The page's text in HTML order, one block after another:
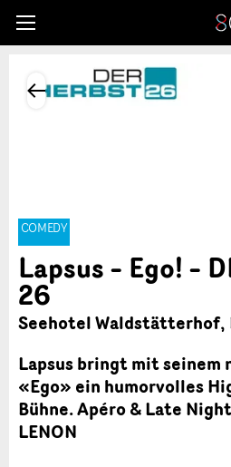
COMEDY
Lapsus – Ego! –
26
Seehotel Waldstätterhof,
Lapsus bringt mit seinem
«Ego» ein humorvolles
Bühne. Apéro & Late
LENON